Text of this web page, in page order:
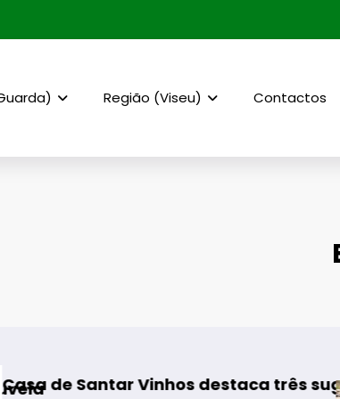
Região (Viseu) Contactos
destaca três sugestões para
Rewilding